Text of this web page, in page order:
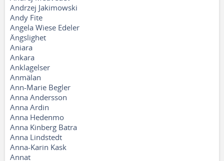
Andrzej Jakimowski
Andy Fite
Angela Wiese Edeler
Ängslighet
Aniara
Ankara
Anklagelser
Anmälan
Ann-Marie Begler
Anna Andersson
Anna Ardin
Anna Hedenmo
Anna Kinberg Batra
Anna Lindstedt
Anna-Karin Kask
Annat